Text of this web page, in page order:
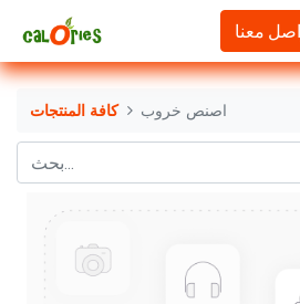
معنا
كافة المنتجات اصنص خروب